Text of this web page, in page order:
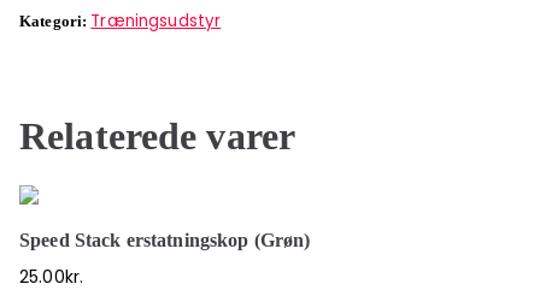
Kategori: Træningsudstyr
Relaterede varer
Speed Stack erstatningskop (Grøn)
25.00kr.